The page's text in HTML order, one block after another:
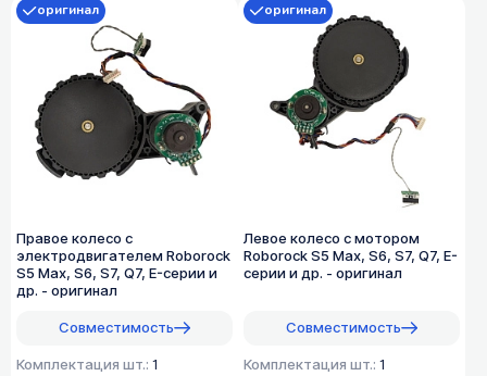
Правое колесо с
электродвигателем Roborock
S5 Max, S6, S7, Q7, E-серии и
др. - оригинал
Совместимость
Комплектация шт.: 1
оригинал
Левое колесо с мотором
Roborock S5 Max, S6, S7, Q7, E-
серии и др. - оригинал
Совместимость
Комплектация шт.: 1
оригинал